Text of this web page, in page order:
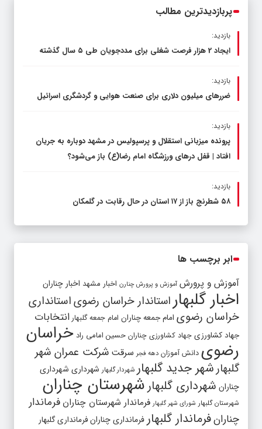
پربازدیدترین مطالب
بازدید:
ایجاد 2 هزار فرصت شغلی برای مددجویان طی ۵ سال گذشته
بازدید:
ضررهای میلیون دلاری برای صنعت هوایی و گردشگری اسرائیل
بازدید:
پرونده میزبانی استقلال و پرسپولیس در مشهد دوباره به جریان
افتاد | قفل در‌های ورزشگاه امام رضا(ع) باز می‌شود؟
بازدید:
۵۸ شطرنج‌ باز از ۱۷ استان در حال رقابت در گلمکان
ابر برچسب ها
آموزش و پرورش آموزش و پرورش چنارن اخبار مشهد اخبار چناران
اخبار گلبهار استاندار خراسان رضویاستانداری
خراسان رضوی امام جمعه چناران امام جمعه گلبهار انتخابات
جهاد کشاورزی جهاد کشاورزی چناران حسین امامی راد خراسان
رضوی دانش آموزان دهه فجر سرقت شرکت عمران شهر
گلبهارشهر جدید گلبهار شهردار گلبهار شهرداری شهرداری
چناران شهرداری گلبهار شهرستان چناران
شهرستان گلبهار شورای شهر گلبهار فرماندار شهرستان چناران فرماندار
چنارانفرماندار گلبهار فرمانداری چنارانفرمانداری گلبهار